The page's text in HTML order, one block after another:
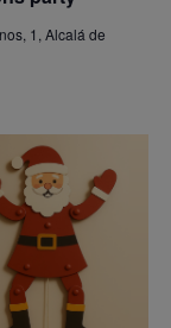
1, Alcalá de